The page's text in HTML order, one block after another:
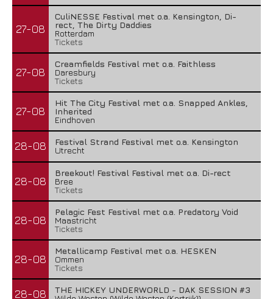
27-08
CuliNESSE Festival met o.a. Kensington, Di-
rect, The Dirty Daddies
Rotterdam
Tickets
27-08
Creamfields Festival met o.a. Faithless
Daresbury
Tickets
27-08
Hit The City Festival met o.a. Snapped Ankles,
Inherited
Eindhoven
28-08
Festival Strand Festival met o.a. Kensington
Utrecht
28-08
Breekout! Festival Festival met o.a. Di-rect
Bree
Tickets
28-08
Pelagic Fest Festival met o.a. Predatory Void
Maastricht
Tickets
28-08
Metallicamp Festival met o.a. HESKEN
Ommen
Tickets
28-08
THE HICKEY UNDERWORLD - DAK SESSION #3